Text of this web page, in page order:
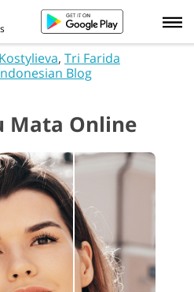
, Tri Farida
Blog
Mata Online